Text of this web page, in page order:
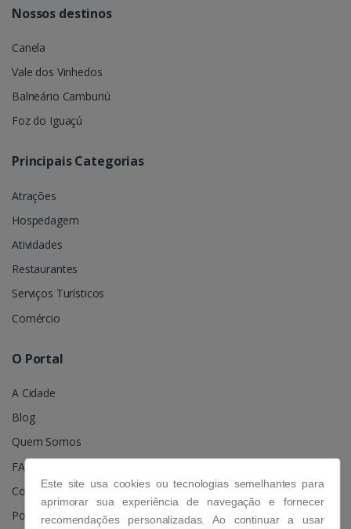
Nossos destinos
Canela
Vale dos Vinhedos
Balneário Camburiú
Foz do Iguaçú
Principais Categorias
Atrações
Hospedagem
Atividades
Restaurantes
Serviços Turísticos
Comércio
O Portal
A Cidade
Blog
Quem Somos
FAQ
Contato
Política de Privacidade
Este site usa cookies ou tecnologias semelhantes para
aprimorar sua experiência de navegação e fornecer
recomendações personalizadas. Ao continuar a usar